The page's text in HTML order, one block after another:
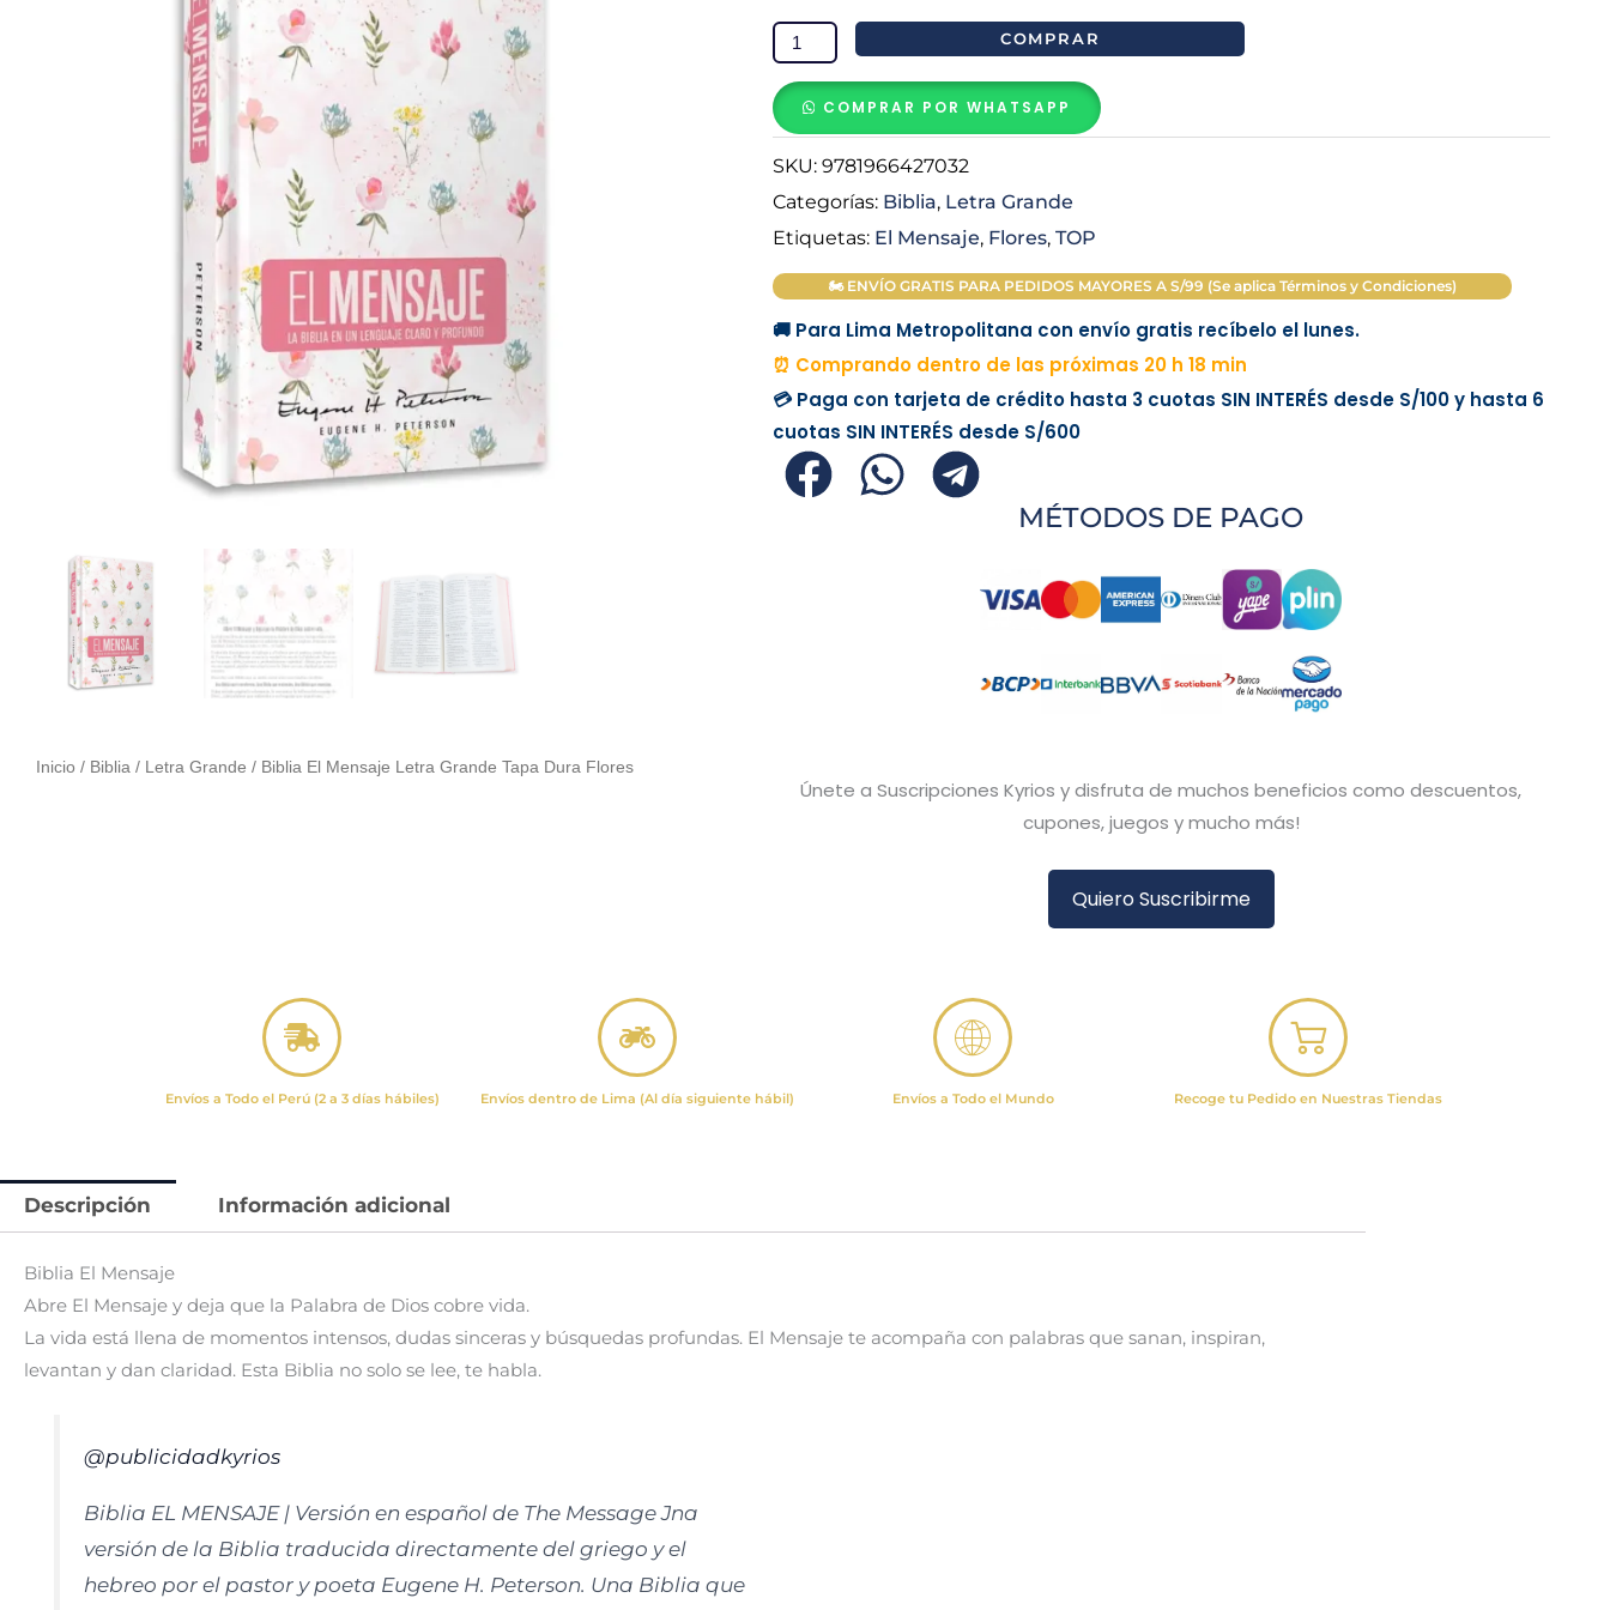
Inicio / Biblia / Letra Grande / Biblia El Mensaje Letra Grande Tapa Dura Flores
El
Mensaje
Letra
Grande
Dura
Flores
cantidad
COMPRAR
COMPRAR POR WHATSAPP
SKU: 9781966427032
Categorías: Biblia, Letra Grande
Etiquetas: El Mensaje, Flores, TOP
🏍 ENVÍO GRATIS PARA PEDIDOS MAYORES A S/99 (Se aplica Términos y Condiciones)
🚚 Para Lima Metropolitana con envío gratis recíbelo el lunes.
⏰ Comprando dentro de las próximas 20 h 18 min
💳 Paga con tarjeta de crédito hasta 3 cuotas SIN INTERÉS desde S/100y hasta 6
cuotas SIN INTERÉS desde S/600
MÉTODOS DE PAGO
Únete a Suscripciones Kyrios y disfruta de muchos beneficios como descuentos,
cupones, juegos y mucho más!
Quiero Suscribirme
Envíos a Todo el Perú (2 a 3 días hábiles) Envíos dentro de Lima (Al día siguiente hábil) Envíos a Todo el Mundo Recoge tu Pedido en Nuestras Tiendas
Descripción Información adicional
Biblia El Mensaje
Abre El Mensaje y deja que la Palabra de Dios cobre vida.
La vida está llena de momentos intensos, dudas sinceras y búsquedas profundas. El Mensaje te acompaña con palabras que sanan, inspiran,
levantan y dan claridad. Esta Biblia no solo se lee, te habla.
@publicidadkyrios
Biblia EL MENSAJE | Versión en español de The Message Jna
versión de la Biblia traducida directamente del griego y el
hebreo por el pastor y poeta Eugene H. Peterson. Una Biblia que